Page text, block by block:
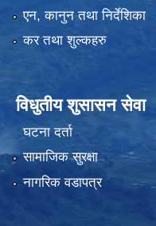
एन, कानुन तथा निर्देशिका
कर तथा शुल्कहरु
विधुतीय शुसासन सेवा
घटना दर्ता
सामाजिक सुरक्षा
नागरिक वडापत्र